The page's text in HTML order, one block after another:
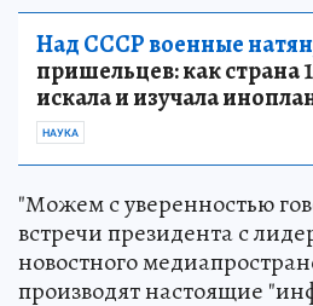
Над СССР военные
пришельцев: как страна
искала и изучала
НАУКА
"Можем с уверенностью
встречи президента с
новостного
производят настоящие